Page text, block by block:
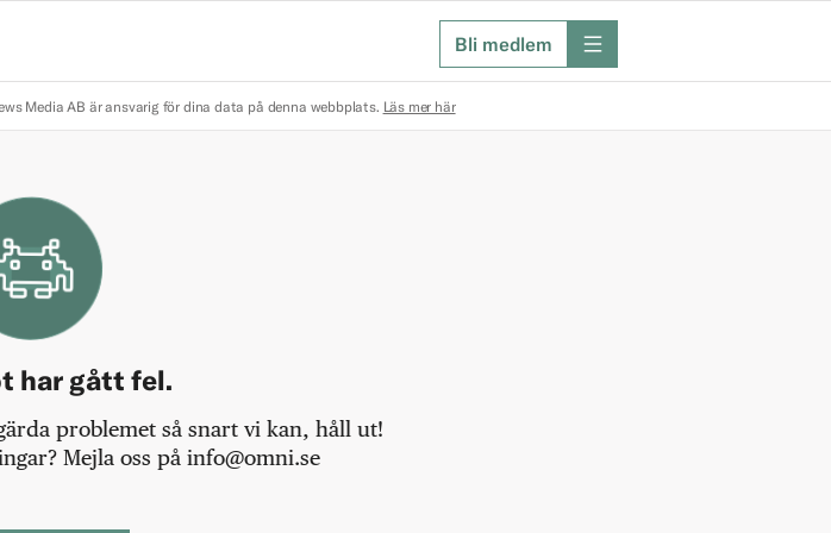
Bli medlem meny
Media AB är ansvarig för dina data på denna webbplats. Läs mer här
har gått fel.
problemet så snart vi kan, håll ut!
Mejla oss på info@omni.se